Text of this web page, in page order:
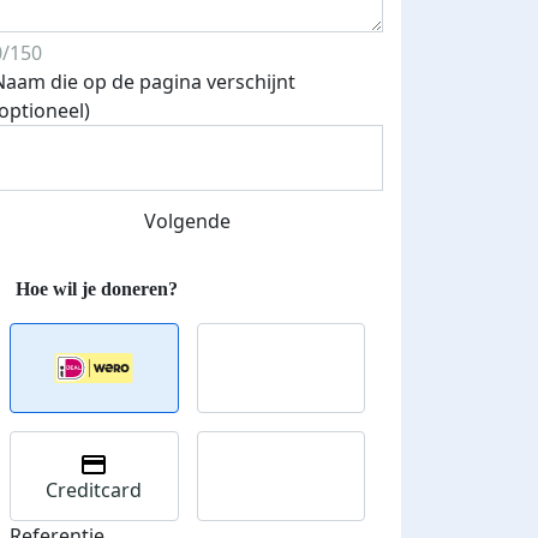
150
die op de pagina verschijnt
Volgende
Creditcard